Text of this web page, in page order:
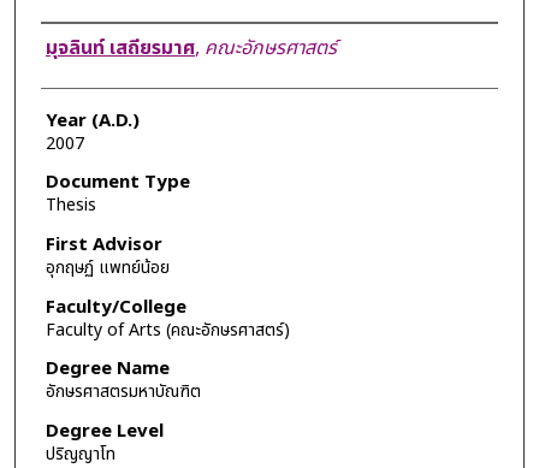
Author
มุจลินท์ เสถียรมาศ, คณะอักษรศาสตร์
Year (A.D.)
2007
Document Type
Thesis
First Advisor
อุกฤษฏ์ แพทย์น้อย
Faculty/College
Faculty of Arts (คณะอักษรศาสตร์)
Degree Name
อักษรศาสตรมหาบัณฑิต
Degree Level
ปริญญาโท